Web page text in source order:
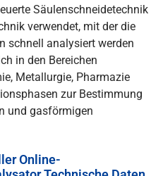
Säulenschneidetechnik
verwendet, mit der die
schnell analysiert werden
in den Bereichen
Metallurgie, Pharmazie
zur Bestimmung
und gasförmigen
Online-